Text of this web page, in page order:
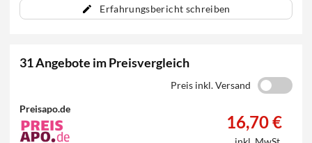
Erfahrungsbericht schreiben
31 Angebote im Preisvergleich
Preis inkl. Versand
Preisapo.de
16,70 €